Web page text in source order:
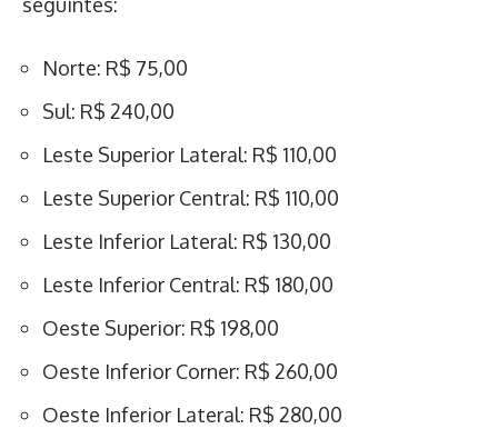
Norte: R$ 75,00
Sul: R$ 240,00
Leste Superior Lateral: R$ 110,00
Leste Superior Central: R$ 110,00
Leste Inferior Lateral: R$ 130,00
Leste Inferior Central: R$ 180,00
Oeste Superior: R$ 198,00
Oeste Inferior Corner: R$ 260,00
Oeste Inferior Lateral: R$ 280,00